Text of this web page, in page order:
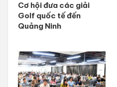
Cơ hội đưa các giải
Golf quốc tế đến
Quảng Ninh